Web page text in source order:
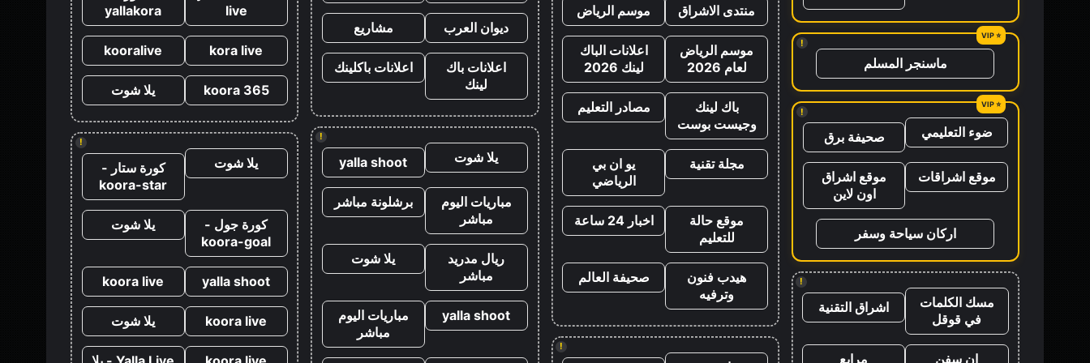
!
ماسنجر المسلم
!
ضوء التعليمي صحيفة برق
موقع اشراقات
موقع اشراق
اون لاين
اركان سياحة وسفر
!
مسك الكلمات
في قوقل
اشراق التقنية
ان سفن مرابع
منتدى الاشراق موسم الرياض
موسم الرياض
لعام 2026
اعلانات الباك
لينك 2026
باك لينك
وجيست بوست
مصادر التعليم
مجلة تقنية
يو ان بي
الرياضي
موقع حالة
للتعليم
اخبار 24 ساعة
هيدب فنون
وترفيه
صحيفة العالم
!
ديوان العرب مشاريع
اعلانات باك
لينك
اعلانات باكلينك
!
يلا شوت yalla shoot
مباريات اليوم
مباشر
برشلونة مباشر
ريال مدريد
مباشر
يلا شوت
yalla shoot
مباريات اليوم
مباشر
live
yallakora
kora live
kooralive
koora 365 يلا شوت
!
يلا شوت
كورة ستار -
koora-star
كورة جول -
koora-goal
يلا شوت
yalla shoot
koora live
koora live يلا شوت